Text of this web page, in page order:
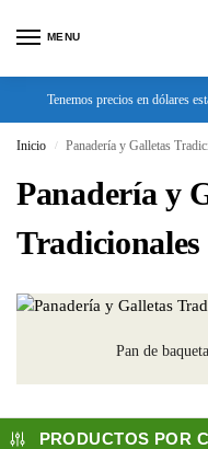
MENU
Tenemos precios en dólares
Inicio / Panadería y Galletas
Panadería y
Tradicionales
Pan de
PRODUCTOS POR